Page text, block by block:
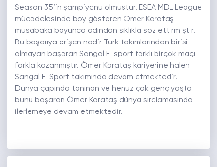
Season 35’in şampiyonu olmuştur. ESEA MDL League
mücadelesinde boy gösteren Ömer Karataş
müsabaka boyunca adından sıklıkla söz ettirmiştir.
Bu başarıya erişen nadir Türk takımlarından birisi
olmayan başaran Sangal E-sport farklı birçok maçı
farkla kazanmıştır. Ömer Karataş kariyerine halen
Sangal E-Sport takımında devam etmektedir.
Dünya çapında tanınan ve henüz çok genç yaşta
bunu başaran Ömer Karataş dünya sıralamasında
ilerlemeye devam etmektedir.